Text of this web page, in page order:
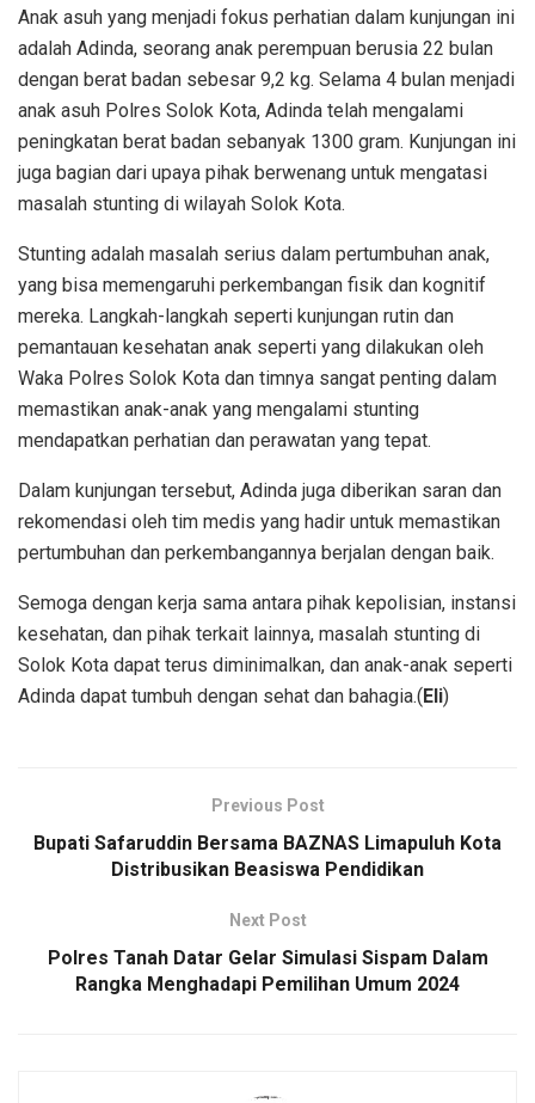
Anak asuh yang menjadi fokus perhatian dalam kunjungan ini
adalah Adinda, seorang anak perempuan berusia 22 bulan
dengan berat badan sebesar 9,2 kg. Selama 4 bulan menjadi
anak asuh Polres Solok Kota, Adinda telah mengalami
peningkatan berat badan sebanyak 1300 gram. Kunjungan ini
juga bagian dari upaya pihak berwenang untuk mengatasi
masalah stunting di wilayah Solok Kota.
Stunting adalah masalah serius dalam pertumbuhan anak,
yang bisa memengaruhi perkembangan fisik dan kognitif
mereka. Langkah-langkah seperti kunjungan rutin dan
pemantauan kesehatan anak seperti yang dilakukan oleh
Waka Polres Solok Kota dan timnya sangat penting dalam
memastikan anak-anak yang mengalami stunting
mendapatkan perhatian dan perawatan yang tepat.
Dalam kunjungan tersebut, Adinda juga diberikan saran dan
rekomendasi oleh tim medis yang hadir untuk memastikan
pertumbuhan dan perkembangannya berjalan dengan baik.
Semoga dengan kerja sama antara pihak kepolisian, instansi
kesehatan, dan pihak terkait lainnya, masalah stunting di
Solok Kota dapat terus diminimalkan, dan anak-anak seperti
Adinda dapat tumbuh dengan sehat dan bahagia.(Eli)
Previous Post
Bupati Safaruddin Bersama BAZNAS Limapuluh Kota
Distribusikan Beasiswa Pendidikan
Next Post
Polres Tanah Datar Gelar Simulasi Sispam Dalam
Rangka Menghadapi Pemilihan Umum 2024